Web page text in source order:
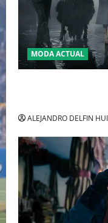
MODA ACTUAL
ALEJANDRO DELFIN